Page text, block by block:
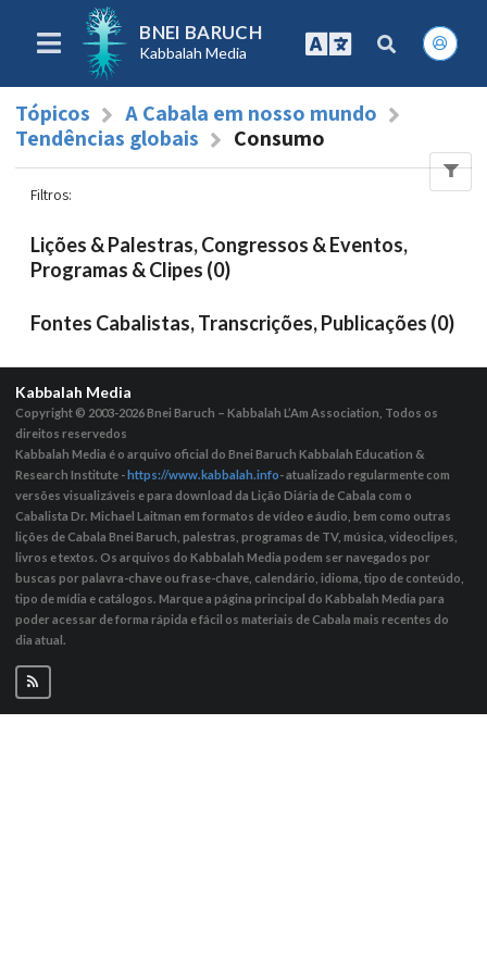
BNEI BARUCH
Kabbalah Media
Tópicos
A Cabala em nosso mundo
Tendências globais
Consumo
Filtros:
Lições & Palestras, Congressos & Eventos,
Programas & Clipes (0)
Fontes Cabalistas, Transcrições, Publicações (0)
Kabbalah Media
Copyright © 2003-2026Bnei Baruch – Kabbalah L’Am Association, Todos os
direitos reservedos
Kabbalah Media é o arquivo oficial do Bnei Baruch Kabbalah Education &
Research Institute -https://www.kabbalah.info- atualizado regularmente com
versões visualizáveis ​​e para download da Lição Diária de Cabala com o
Cabalista Dr. Michael Laitman em formatos de vídeo e áudio, bem como outras
lições de Cabala Bnei Baruch, palestras, programas de TV, música, videoclipes,
livros e textos. Os arquivos do Kabbalah Media podem ser navegados por
buscas por palavra-chave ou frase-chave, calendário, idioma, tipo de conteúdo,
tipo de mídia e catálogos. Marque a página principal do Kabbalah Media para
poder acessar de forma rápida e fácil os materiais de Cabala mais recentes do
dia atual.